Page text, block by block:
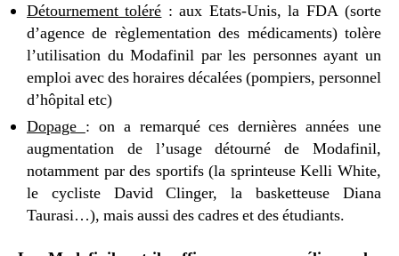
Détournement toléré : aux Etats-Unis, la FDA (sorte
d’agence de règlementation des médicaments) tolère
l’utilisation du Modafinil par les personnes ayant un
emploi avec des horaires décalées (pompiers, personnel
d’hôpital etc)
Dopage : on a remarqué ces dernières années une
augmentation de l’usage détourné de Modafinil,
notamment par des sportifs (la sprinteuse Kelli White,
le cycliste David Clinger, la basketteuse Diana
Taurasi…), mais aussi des cadres et des étudiants.